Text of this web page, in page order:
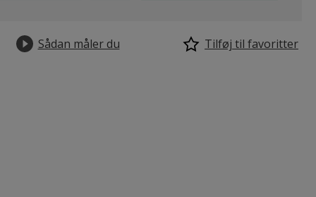
Sådan måler du Tilføj til favoritter